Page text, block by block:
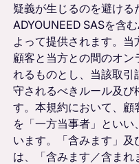
疑義が生じるのを避ける
ADYOUNEED SASを含
よって提供されます。当
顧客と当方との間のオン
れるものとし、当該取
守されるべきルール及び
す。本規約において、
を「一方当事者」とい
います。「含みます」
は、「含みます／含ま